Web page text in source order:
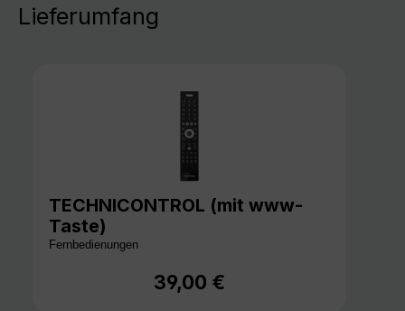
Lieferumfang
TECHNICONTROL (mit www-
Taste)
Fernbedienungen
Regulärer Preis:
39,00 €